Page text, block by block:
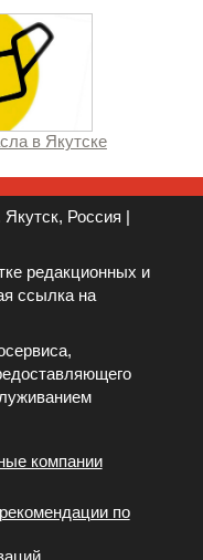
в Якутске
Россия |
редакционных и
ссылка на
компании